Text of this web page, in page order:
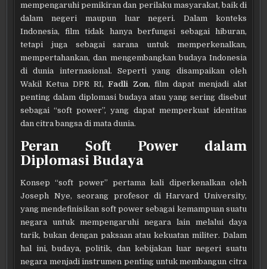
mempengaruhi pemikiran dan perilaku masyarakat, baik di
dalam negeri maupun luar negeri. Dalam konteks
Indonesia, film tidak hanya berfungsi sebagai hiburan,
tetapi juga sebagai sarana untuk memperkenalkan,
mempertahankan, dan mengembangkan budaya Indonesia
di dunia internasional. Seperti yang disampaikan oleh
Wakil Ketua DPR RI,Fadli Zon, film dapat menjadi alat
penting dalam diplomasi budaya atau yang sering disebut
sebagai “soft power”, yang dapat memperkuat identitas
dan citra bangsa di mata dunia.
Peran Soft Power dalam
Diplomasi Budaya
Konsep “soft power” pertama kali diperkenalkan oleh
Joseph Nye, seorang profesor di Harvard University,
yang mendefinisikan soft power sebagai kemampuan suatu
negara untuk mempengaruhi negara lain melalui daya
tarik, bukan dengan paksaan atau kekuatan militer. Dalam
hal ini, budaya, politik, dan kebijakan luar negeri suatu
negara menjadi instrumen penting untuk membangun citra